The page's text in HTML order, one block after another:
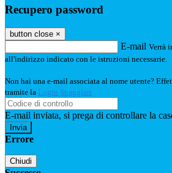
Recupero password
button close ×
E-mail Verrà
all'indirizzo indicato con le istruzioni necessarie.
Non hai una e-mail associata al nome utente?
tramite la Login Spaggiari
E-mail inviata, si prega di controllare la
Errore
Chiudi